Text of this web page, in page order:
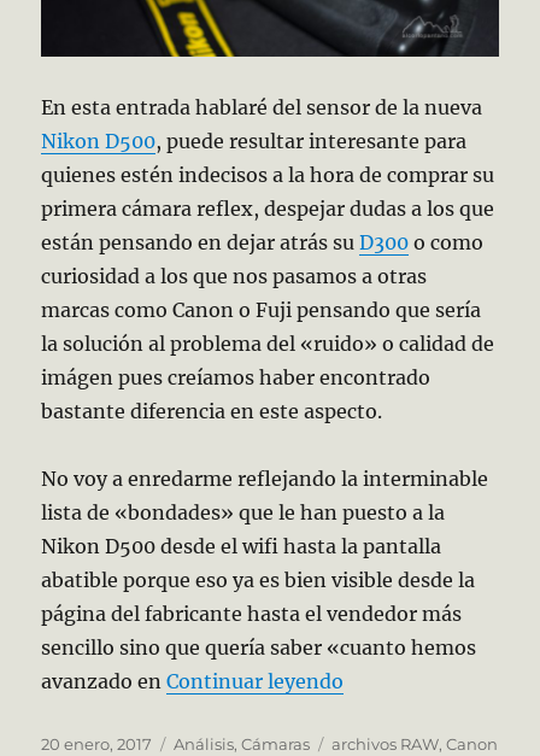
En esta entrada hablaré del sensor de la nueva
Nikon D500, puede resultar interesante para
quienes estén indecisos a la hora de comprar su
primera cámara reflex, despejar dudas a los que
están pensando en dejar atrás suD300 o como
curiosidad a los que nos pasamos a otras
marcas como Canon o Fuji pensando que sería
la solución al problema del «ruido» o calidad de
imágen pues creíamos haber encontrado
bastante diferencia en este aspecto.
No voy a enredarme reflejando la interminable
lista de «bondades» que le han puesto a la
Nikon D500 desde el wifi hasta la pantalla
abatible porque eso ya es bien visible desde la
página del fabricante hasta el vendedor más
sencillo sino que quería saber «cuanto hemos
avanzado enContinuar leyendo
Publicado
20 enero, 2017 Categorías
Análisis,Cámaras Etiquetas
archivos RAW,Canon